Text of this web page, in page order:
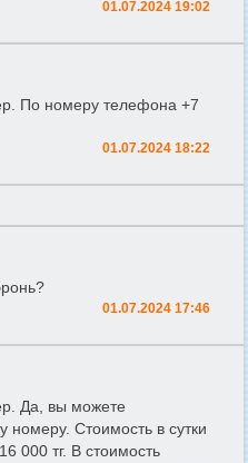
01.07.2024 19:02
По номеру телефона +7
01.07.2024 18:22
01.07.2024 17:46
Да, вы можете
номеру. Стоимость в сутки
000 тг. В стоимость